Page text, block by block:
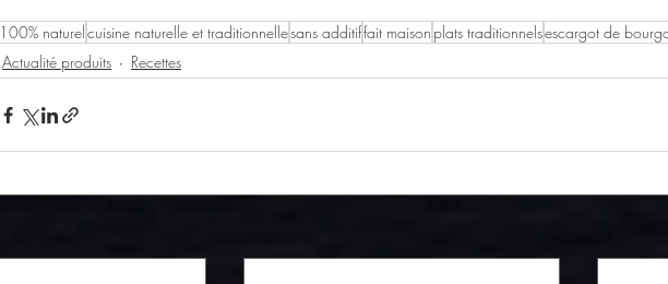
100% naturel cuisine naturelle et traditionnellesans additiffait maison plats traditionnelsescargot de
Actualité produits
Recettes